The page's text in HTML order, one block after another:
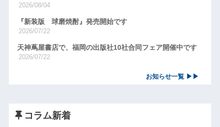
2026/08/04
『新装版 球磨焼酎』発売開始です
2026/07/22
天神蔦屋書店で、福岡の出版社10社合同フェア開催中です
2026/07/22
お知らせ一覧 ▶▶
コラム新着